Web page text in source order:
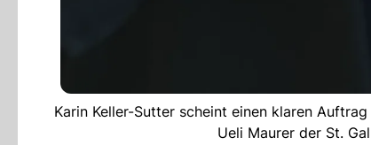
Karin Keller-Sutter scheint einen klaren
Ueli Maurer der St.